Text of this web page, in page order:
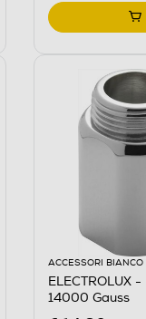
ACCESSORI BIANCO
ELECTROLUX
14000 Gauss